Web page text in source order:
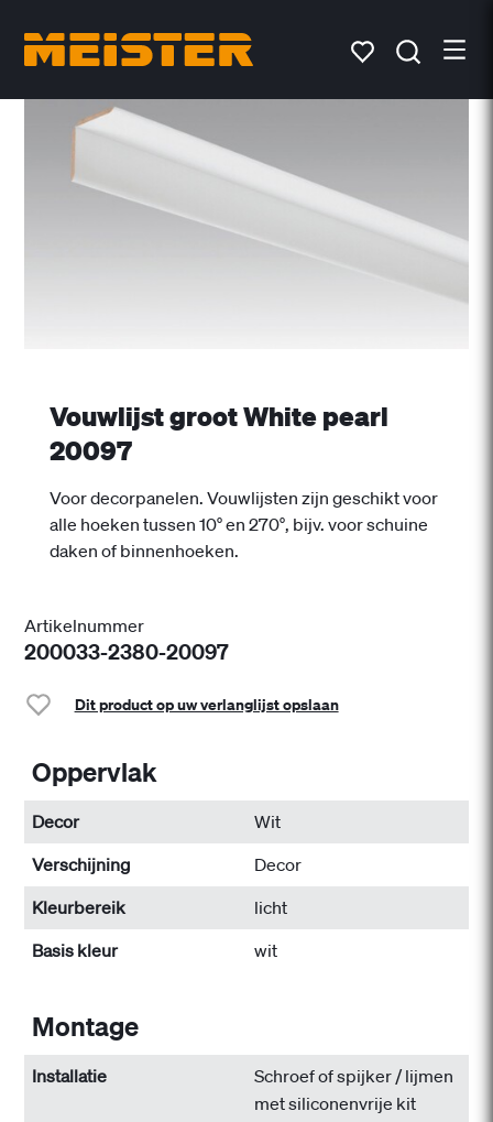
Vouwlijst groot White pearl
20097
Voor decorpanelen. Vouwlijsten zijn geschikt voor
alle hoeken tussen 10° en 270°, bijv. voor schuine
daken of binnenhoeken.
Artikelnummer
200033-2380-20097
Dit product op uw verlanglijst opslaan
Oppervlak
Decor
Wit
Verschijning
Decor
Kleurbereik
licht
Basis kleur
wit
Montage
Installatie
Schroef of spijker / lijmen
met siliconenvrije kit